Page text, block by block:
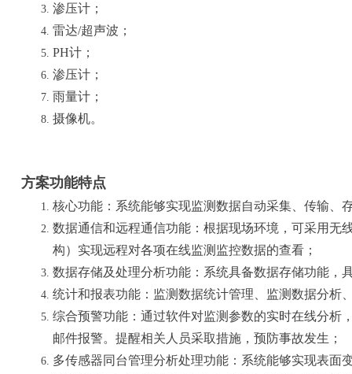
渗压计；
雷达/超声波；
PH计；
渗压计；
雨量计；
摄像机。
方案功能特点
核心功能：系统能够实现监测数据自动采集、传输、
数据通信和远程通信功能：根据现场环境，可采用无
构）实现远程对各项在线监测监控数据的查看；
数据存储及处理分析功能：系统具备数据存储功能，
统计和报表功能：监测数据统计管理、监测数据分析
综合预警功能：通过软件对监测参数的实时在线分析
邮件报警。提醒相关人员采取措施，预防事故发生；
多传感器同台管理分析处理功能：系统能够实现表面